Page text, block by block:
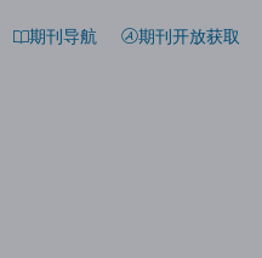
期刊导航 期刊开放获取